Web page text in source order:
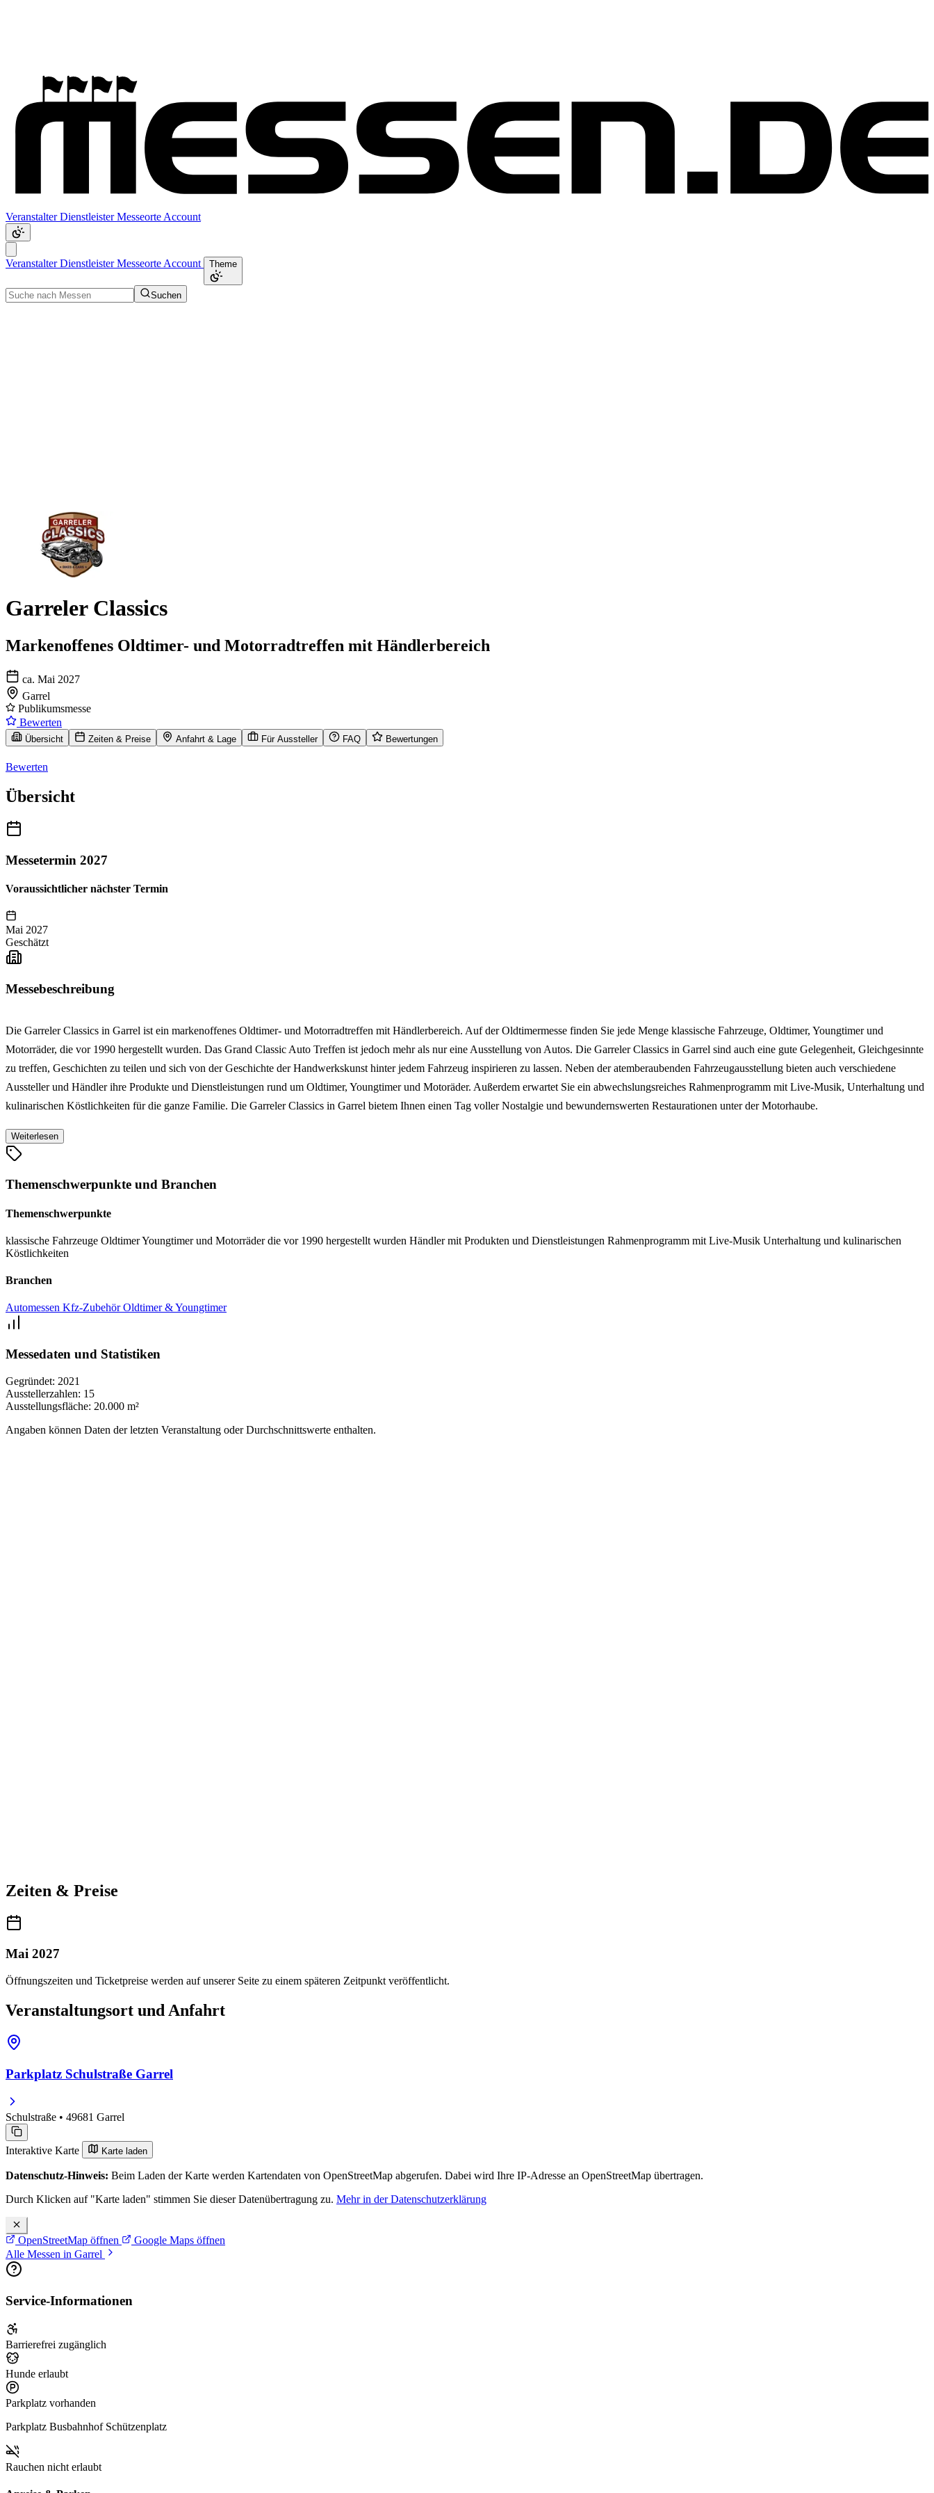
VeranstalterDienstleisterMesseorte Account
VeranstalterDienstleisterMesseorte Account Theme
Suchen
Garreler Classics
Markenoffenes Oldtimer- und Motorradtreffen mit Händlerbereich
ca. Mai 2027
Garrel
Publikumsmesse
Bewerten
Übersicht Zeiten & Preise Anfahrt & Lage Für Aussteller FAQ Bewertungen
Bewerten
Übersicht
Messetermin 2027
Voraussichtlicher nächster Termin
Mai 2027
Geschätzt
Messebeschreibung
Die Garreler Classics in Garrel ist ein markenoffenes Oldtimer- und Motorradtreffen mit Händlerbereich. Auf der Oldtimermesse finden Sie jede Menge klassische Fahrzeuge, Oldtimer, Youngtimer und
Motorräder, die vor 1990 hergestellt wurden. Das Grand Classic Auto Treffen ist jedoch mehr als nur eine Ausstellung von Autos. Die Garreler Classics in Garrel sind auch eine gute Gelegenheit, Gleichgesinnte
zu treffen, Geschichten zu teilen und sich von der Geschichte der Handwerkskunst hinter jedem Fahrzeug inspirieren zu lassen. Neben der atemberaubenden Fahrzeugausstellung bieten auch verschiedene
Aussteller und Händler ihre Produkte und Dienstleistungen rund um Oldtimer, Youngtimer und Motoräder. Außerdem erwartet Sie ein abwechslungsreiches Rahmenprogramm mit Live-Musik, Unterhaltung und
kulinarischen Köstlichkeiten für die ganze Familie. Die Garreler Classics in Garrel bietem Ihnen einen Tag voller Nostalgie und bewundernswerten Restaurationen unter der Motorhaube.
Weiterlesen
Themenschwerpunkte und Branchen
Themenschwerpunkte
klassische Fahrzeuge OldtimerYoungtimer und Motorräder die vor 1990 hergestellt wurden Händler mit Produkten und Dienstleistungen Rahmenprogramm mit Live-Musik Unterhaltung und kulinarischen
Köstlichkeiten
Branchen
Automessen Kfz-ZubehörOldtimer & Youngtimer
Messedaten und Statistiken
Gegründet: 2021
Ausstellerzahlen: 15
Ausstellungsfläche: 20.000 m²
Angaben können Daten der letzten Veranstaltung oder Durchschnittswerte enthalten.
Zeiten & Preise
Mai 2027
Öffnungszeiten und Ticketpreise werden auf unserer Seite zu einem späteren Zeitpunkt veröffentlicht.
Veranstaltungsort und Anfahrt
Parkplatz Schulstraße Garrel
Schulstraße • 49681 Garrel
Interaktive Karte Karte laden
Datenschutz-Hinweis: Beim Laden der Karte werden Kartendaten von OpenStreetMap abgerufen. Dabei wird Ihre IP-Adresse an OpenStreetMap übertragen.
Durch Klicken auf "Karte laden" stimmen Sie dieser Datenübertragung zu. Mehr in der Datenschutzerklärung
OpenStreetMap öffnen
Google Maps öffnen
Alle Messen in Garrel
Service-Informationen
Barrierefrei zugänglich
Hunde erlaubt
Parkplatz vorhanden
Parkplatz Busbahnhof Schützenplatz
Rauchen nicht erlaubt